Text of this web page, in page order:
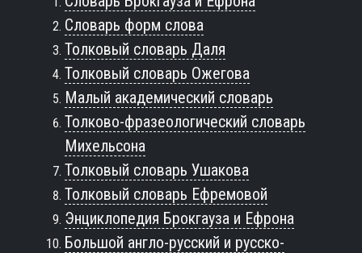
Словарь форм слова
Толковый словарь Даля
Толковый словарь Ожегова
Малый академический словарь
Толково-фразеологический словарь
Михельсона
Толковый словарь Ушакова
Толковый словарь Ефремовой
Энциклопедия Брокгауза и Ефрона
Большой англо-русский и русско-